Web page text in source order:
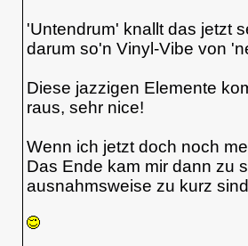
'Untendrum' knallt das jetzt
darum so'n Vinyl-Vibe von
Diese jazzigen Elemente
raus, sehr nice!
Wenn ich jetzt doch noch
Das Ende kam mir dann zu
ausnahmsweise zu kurz